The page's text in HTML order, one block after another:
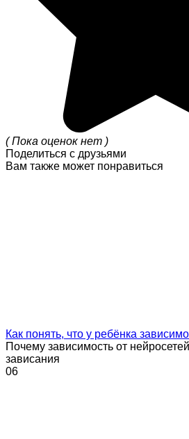
( Пока оценок нет )
Поделиться с друзьями
Вам также может понравиться
Как понять, что у ребёнка
Почему зависимость от
зависания
06